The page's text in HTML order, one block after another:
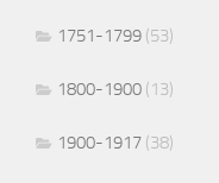
1751-1799 (53)
1800-1900 (13)
1900-1917 (38)